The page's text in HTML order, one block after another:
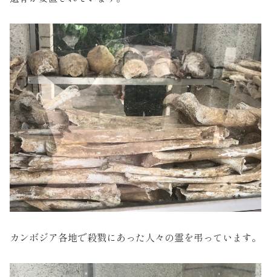
カンボジア各地で殺戮にあった人々の霊を弔っています。